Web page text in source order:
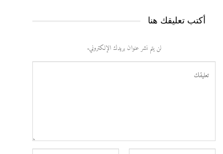
أكتب تعليقك هنا
لن يتم نشر عنوان بريدك الإلكتروني.